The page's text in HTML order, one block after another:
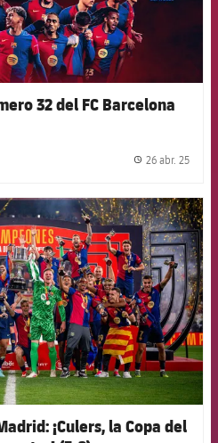
32 del FC Barcelona
26 abr. 25
FCB Barcelona badge
¡Culers, la Copa del